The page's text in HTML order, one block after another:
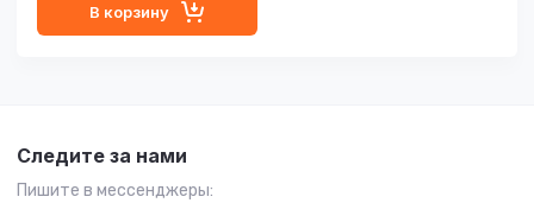
В корзину
Следите за нами
Пишите в мессенджеры: